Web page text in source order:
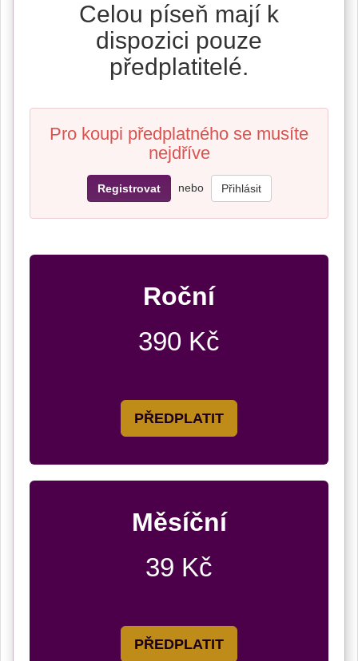
Celou píseň mají k
dispozici pouze
předplatitelé.
Pro koupi předplatného se musíte
nejdříve
Registrovat nebo Přihlásit
Roční
390 Kč
PŘEDPLATIT
Měsíční
39 Kč
PŘEDPLATIT